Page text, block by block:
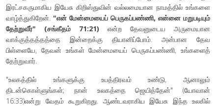
இரட்சகருமாகிய இயேசு கிறிஸ்துவின் வல்லமையான நாமத்தில் உங்களை
வாழ்த்துகிறேன். "என் மேன்மையைப் பெருகப்பண்ணி, என்னை மறுபடியும்
தேற்றுவீர்" (சங்கீதம் 71:21) என்ற தேவனுடைய அருமையான
வாக்குத்தத்தத்தை இன்றைக்கு தியானிப்போம். அன்பான தேவ
பிள்ளையே, தேவன் உங்கள் மேன்மையைப் பெருகப்பண்ணி, உங்களைத்
தேற்றுவார்.
"உலகத்தில் உங்களுக்கு உபத்திரவம் உண்டு, ஆனாலும்
திடன்கொள்ளுங்கள்; நான் உலகத்தை ஜெயித்தேன்" (யோவான்
16:33)என்று வேதம் கூறுகிறது. ஆண்டவராகிய இயேசு இந்த உலகில்